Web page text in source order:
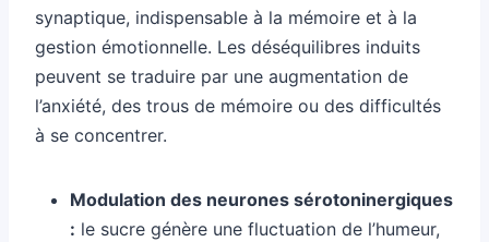
synaptique, indispensable à la mémoire et à la
gestion émotionnelle. Les déséquilibres induits
peuvent se traduire par une augmentation de
l’anxiété, des trous de mémoire ou des difficultés
à se concentrer.
Modulation des neurones sérotoninergiques
: le sucre génère une fluctuation de l’humeur,